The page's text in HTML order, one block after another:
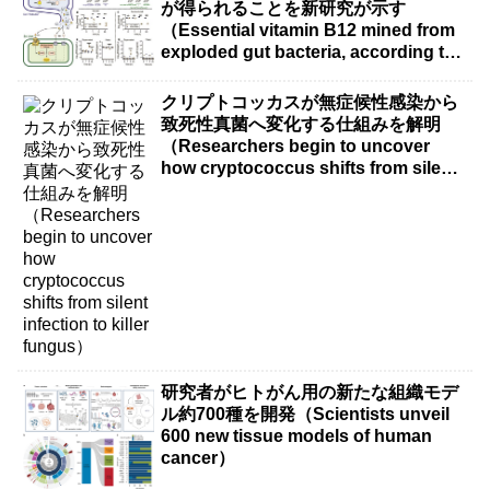
が得られることを新研究が示す
（Essential vitamin B12 mined from
exploded gut bacteria, according to
クリプトコッカスが無症候性感染から
致死性真菌へ変化する仕組みを解明
（Researchers begin to uncover
how cryptococcus shifts from silent
研究者がヒトがん用の新たな組織モデ
ル約700種を開発（Scientists unveil
600 new tissue models of human
cancer）